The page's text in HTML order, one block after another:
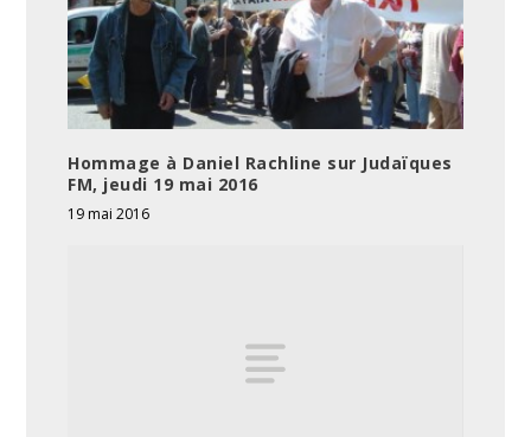
Hommage à Daniel Rachline sur Judaïques
FM, jeudi 19 mai 2016
19 mai 2016